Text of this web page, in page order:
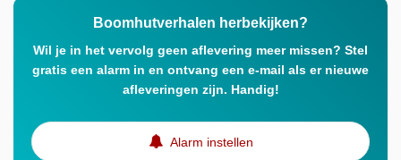
Boomhutverhalen herbekijken?
Wil je in het vervolg geen aflevering meer missen? Stel
gratis een alarm in en ontvang een e-mail als er nieuwe
afleveringen zijn. Handig!
Alarm instellen